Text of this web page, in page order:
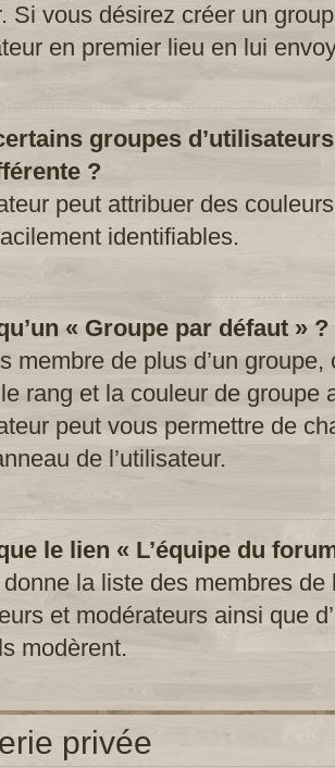
Si vous désirez créer un
en premier lieu en lui
groupes
?
peut attribuer des
identifiables.
« Groupe par défaut » ?
membre de plus d’un
rang et la couleur de groupe
peut vous permettre de
de l’utilisateur.
le lien « L’équipe du
la liste des membres de
et modérateurs ainsi que
modèrent.
privée